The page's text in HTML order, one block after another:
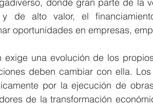
y de alto valor, el
oportunidades en empresas,
exige una evolución de los
deben cambiar con ella.
por la ejecución de
de la transformación